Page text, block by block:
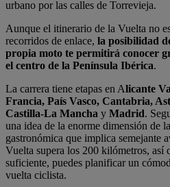
urbano por las calles de Torrevieja.
Aunque el itinerario de la Vuelta no
recorridos de enlace, la posibilidad
propia moto te permitirá conocer
el centro de la Península Ibérica.
La carrera tiene etapas en Alicante
Francia, País Vasco, Cantabria,
Castilla-La Mancha y Madrid.
una idea de la enorme dimensión de
gastronómica que implica semejante
Vuelta supera los 200 kilómetros, así
suficiente, puedes planificar un
vuelta ciclista.